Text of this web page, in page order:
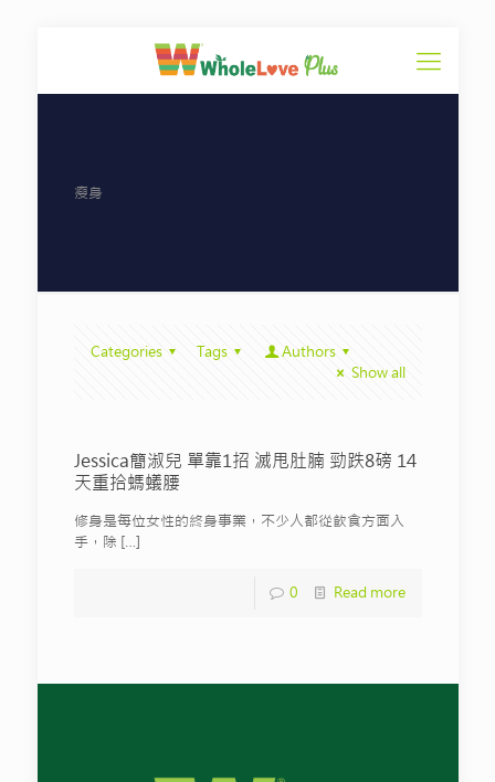
瘦身
Categories Tags
Authors
Show all
Jessica簡淑兒 單靠1招 滅甩肚腩 勁跌8磅 14
天重拾螞蟻腰
修身是每位女性的終身事業，不少人都從飲食方面入
手，除 […]
0 Read more